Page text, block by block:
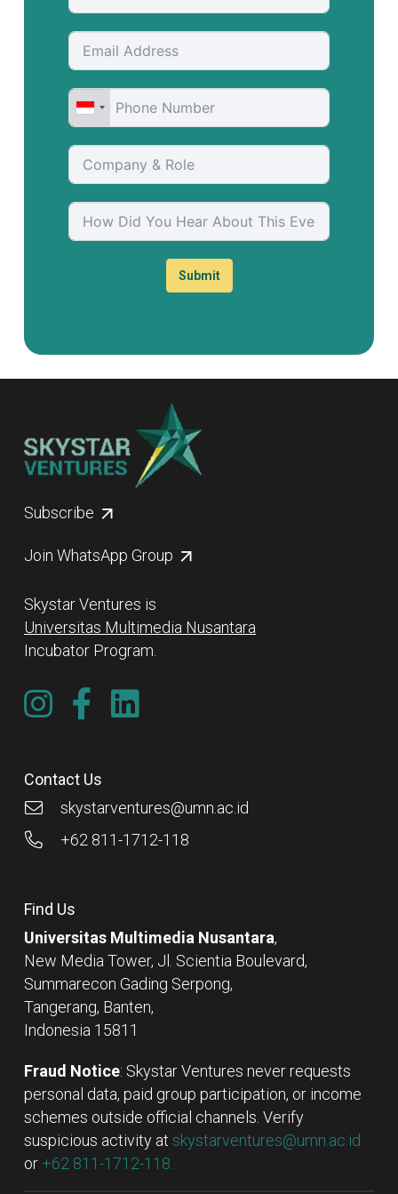
Submit
Subscribe
Join WhatsApp Group
Skystar Ventures is
Universitas Multimedia Nusantara
Incubator Program.
Contact Us
skystarventures@umn.ac.id
+62 811-1712-118
Find Us
Universitas Multimedia Nusantara,
New Media Tower, Jl. Scientia Boulevard,
Summarecon Gading Serpong,
Tangerang, Banten,
Indonesia 15811
Fraud Notice: Skystar Ventures never requests
personal data, paid group participation, or income
schemes outside official channels. Verify
suspicious activity at skystarventures@umn.ac.id
or +62 811-1712-118.